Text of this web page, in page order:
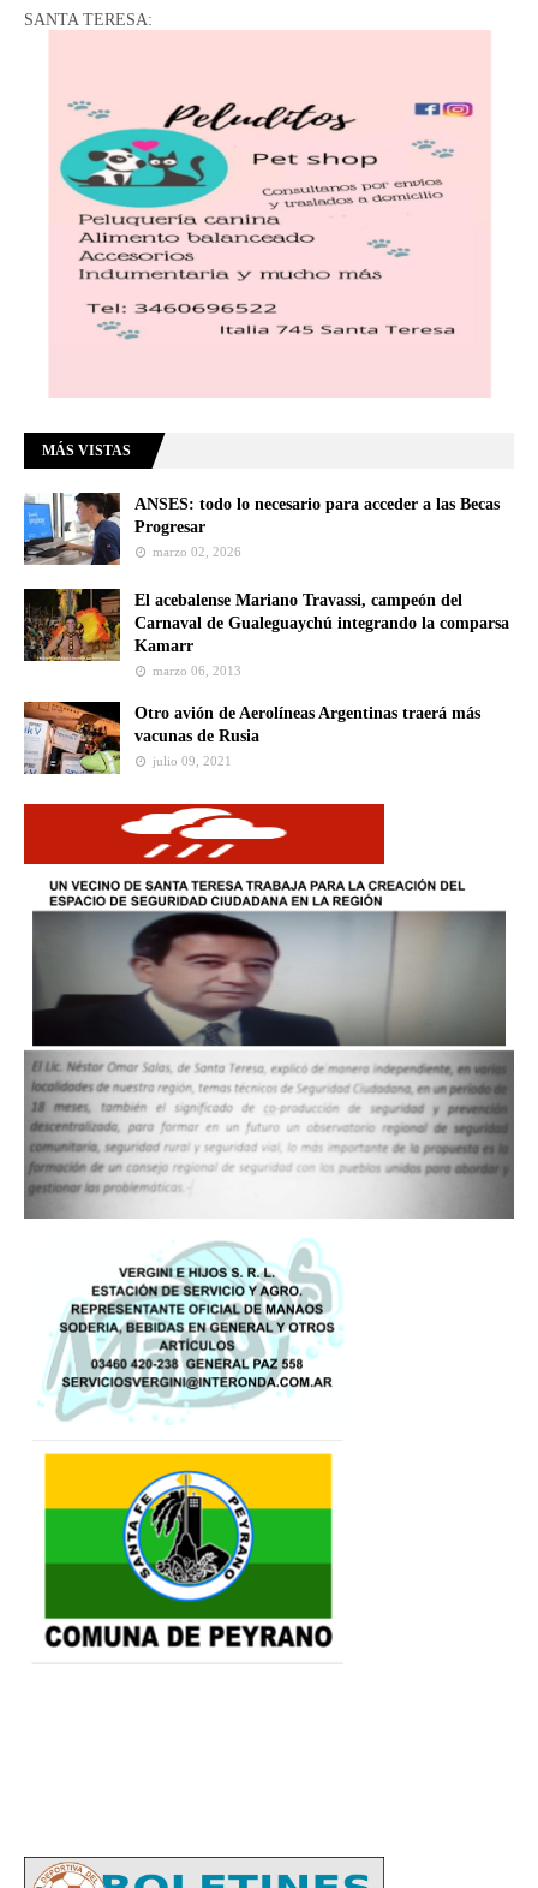
SANTA TERESA:
MÁS VISTAS
ANSES: todo lo necesario para acceder a las Becas
Progresar
marzo 02, 2026
El acebalense Mariano Travassi, campeón del
Carnaval de Gualeguaychú integrando la comparsa
Kamarr
marzo 06, 2013
Otro avión de Aerolíneas Argentinas traerá más
vacunas de Rusia
julio 09, 2021